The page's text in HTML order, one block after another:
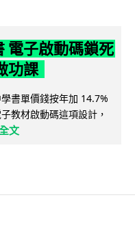
電子啟動碼鎖死
功課
書單價錢按年加 14.7%
教材啟動碼這項設計，
文